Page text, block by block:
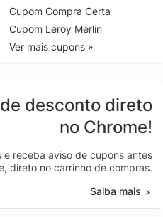
Cupom Compra Certa
Cupom Leroy Merlin
Ver mais cupons »
desconto direto
no Chrome!
receba aviso de cupons antes
direto no carrinho de compras.
Saiba mais